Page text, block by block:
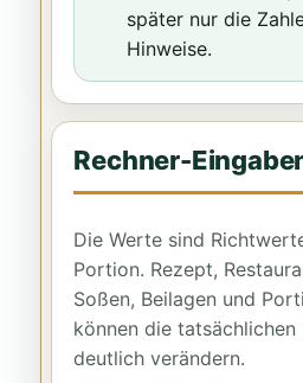
später nur die
Hinweise.
Rechner-
Die Werte sind
Portion. Rezept,
Soßen, Beilagen und
können die
deutlich verändern.